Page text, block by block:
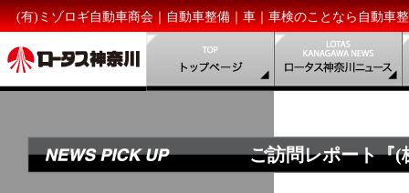
(有)ミゾロギ自動車商会｜自動車整備｜車｜車検のことなら自動
ご訪問レポート『(